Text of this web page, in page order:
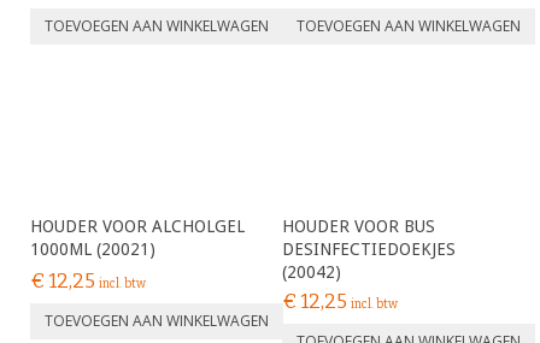
TOEVOEGEN AAN WINKELWAGEN TOEVOEGEN AAN WINKELWAGEN
HOUDER VOOR ALCHOLGEL
1000ML (20021)
€12,25 incl. btw
TOEVOEGEN AAN WINKELWAGEN
HOUDER VOOR BUS
DESINFECTIEDOEKJES
(20042)
€12,25 incl. btw